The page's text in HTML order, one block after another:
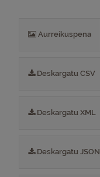
Aurreikuspena
Deskargatu CSV
Deskargatu XML
Deskargatu JSON